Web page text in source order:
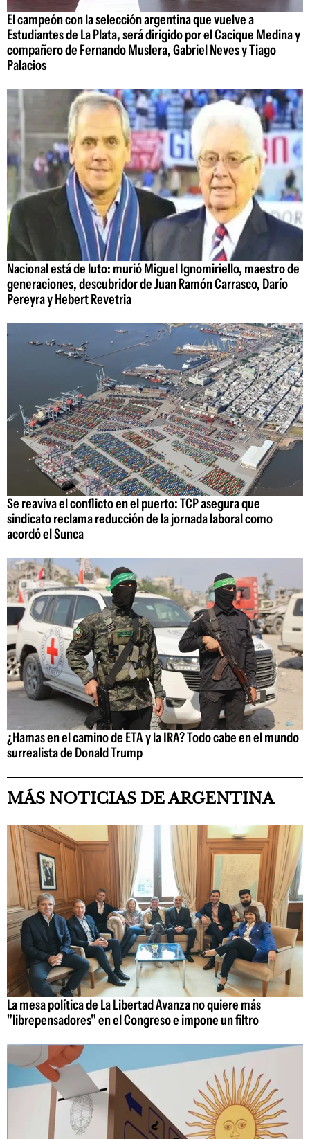
El campeón con la selección argentina que vuelve a
Estudiantes de La Plata, será dirigido por el Cacique Medina y
compañero de Fernando Muslera, Gabriel Neves y Tiago
Palacios
Nacional está de luto: murió Miguel Ignomiriello, maestro de
generaciones, descubridor de Juan Ramón Carrasco, Darío
Pereyra y Hebert Revetria
Se reaviva el conflicto en el puerto: TCP asegura que
sindicato reclama reducción de la jornada laboral como
acordó el Sunca
¿Hamas en el camino de ETA y la IRA? Todo cabe en el mundo
surrealista de Donald Trump
MÁS NOTICIAS DE ARGENTINA
La mesa política de La Libertad Avanza no quiere más
"librepensadores" en el Congreso e impone un filtro